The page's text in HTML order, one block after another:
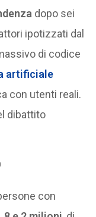
dopo sei
ipotizzati dal
di codice
artificiale
con utenti reali.
dibattito
con